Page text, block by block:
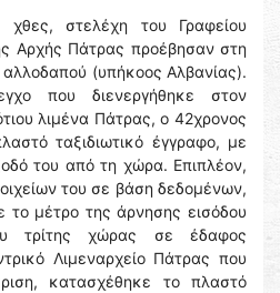
χθες, στελέχη του Γραφείου
Αρχής Πάτρας προέβησαν στη
(υπήκοος Αλβανίας).
που διενεργήθηκε στον
λιμένα Πάτρας, ο 42χρονος
ταξιδιωτικό έγγραφο, με
του από τη χώρα. Επιπλέον,
του σε βάση δεδομένων,
μέτρο της άρνησης εισόδου
τρίτης χώρας σε έδαφος
Λιμεναρχείο Πάτρας που
κατασχέθηκε το πλαστό